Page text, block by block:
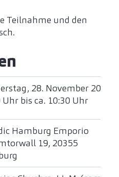
Teilnahme und den
28. November 2024
Uhr bis ca. 10:30 Uhr
Hamburg Emporio
19, 20355